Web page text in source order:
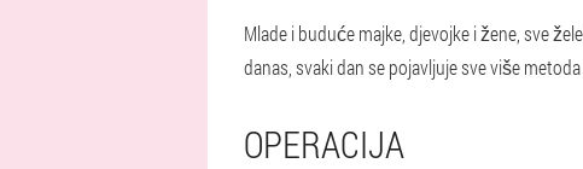
Mlade i buduće majke, djevojke i žene, sve
danas, svaki dan se pojavljuje sve više
OPERACIJA